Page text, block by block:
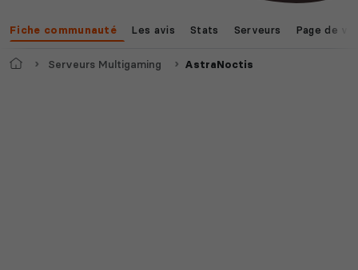
Fiche communauté Les avis Stats Serveurs Page de
AccueilServeurs Multigaming AstraNoctis